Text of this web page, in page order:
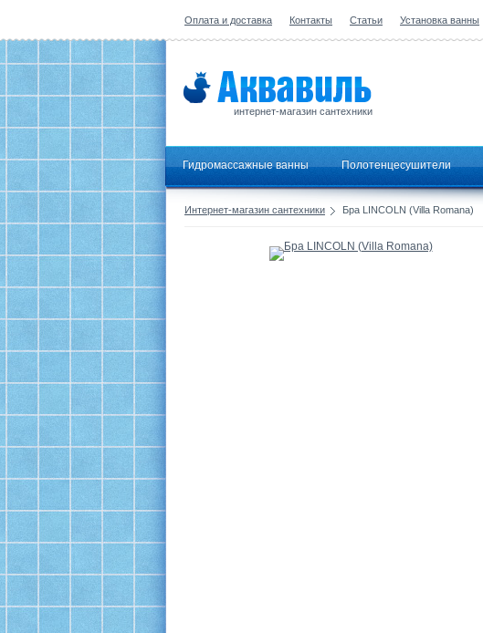
Оплата и доставка Контакты Статьи Установка ванны
интернет-магазин сантехники
Гидромассажные ванны Полотенцесушители
Интернет-магазин сантехники Бра LINCOLN (Villa Romana)